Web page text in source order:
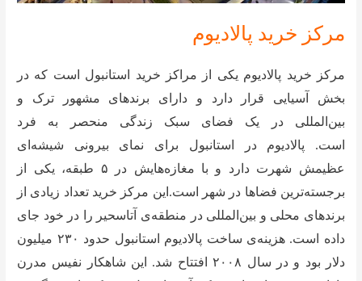
مرکز خرید پالادیوم
مرکز خرید پالادیوم یکی از مراکز خرید استانبول است که در
بخش آسیایی قرار دارد و دارای برندهای مشهور ترک و
بین‌المللی در یک فضای سبک زندگی منحصر به فرد
است. پالادیوم در استانبول برای نمای بیرونی شیشه‌ای
عظیمش شهرت دارد و با مغازه‌هایش در ۵ طبقه، یکی از
برجسته‌ترین فضاها در شهر است.این مرکز خرید تعداد زیادی از
برندهای محلی و بین‌المللی در منطقه‌ی آتاسحیر را در خود جای
داده است. هزینه‌ی ساخت پالادیوم استانبول حدود ۲۳۰ میلیون
دلار بود و در سال ۲۰۰۸ افتتاح شد. این شاهکار نفیس مدرن